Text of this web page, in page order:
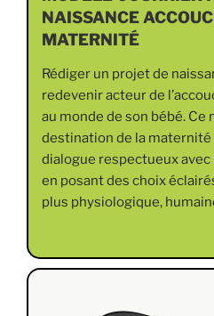
NAISSANCE
MATERNITÉ
Rédiger un projet de
redevenir acteur de
au monde de son bébé. Ce
destination de la maternité
dialogue respectueux avec
en posant des choix
plus physiologique,